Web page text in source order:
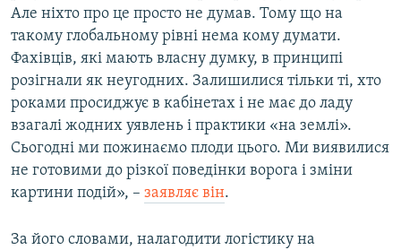
Але ніхто про це просто не думав. Тому що на
такому глобальному рівні нема кому думати.
Фахівців, які мають власну думку, в принципі
розігнали як неугодних. Залишилися тільки ті, хто
роками просиджує в кабінетах і не має до ладу
взагалі жодних уявлень і практики «на землі».
Сьогодні ми пожинаємо плоди цього. Ми виявилися
не готовими до різкої поведінки ворога і зміни
картини подій», – заявляє він.
За його словами, налагодити логістику на